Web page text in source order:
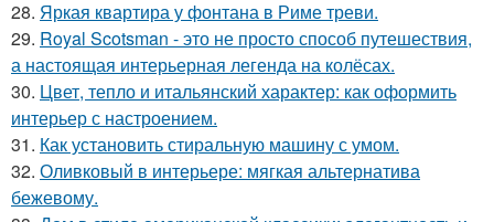
28. Яркая квартира у фонтана в Риме треви.
29. Royal Scotsman - это не просто способ путешествия,
а настоящая интерьерная легенда на колёсах.
30. Цвет, тепло и итальянский характер: как оформить
интерьер с настроением.
31. Как установить стиральную машину с умом.
32. Оливковый в интерьере: мягкая альтернатива
бежевому.